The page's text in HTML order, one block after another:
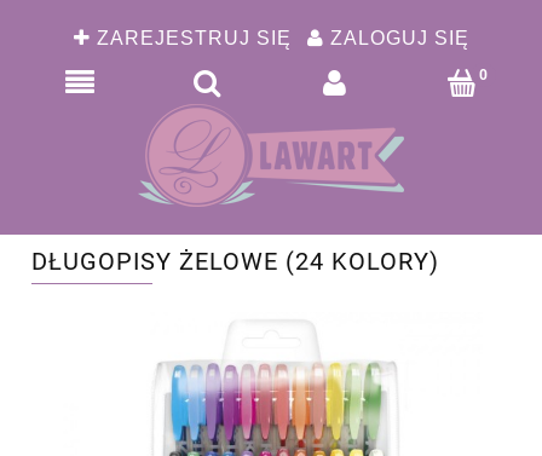
ZAREJESTRUJ SIĘ ZALOGUJ SIĘ
DŁUGOPISY ŻELOWE (24 KOLORY)